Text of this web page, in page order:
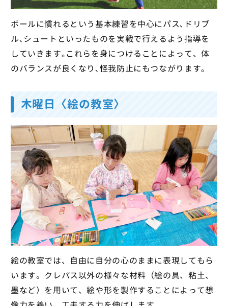
ボールに慣れるという基本練習を中心にパス､ドリブ
ル､シュートといったものを実戦で行えるよう指導を
していきます｡これらを身につけることによって、体
のバランスが良くなり､怪我防止にもつながります｡
木曜日〈絵の教室〉
絵の教室では、自由に自分の心のままに表現してもら
います。クレパス以外の様々な材料（絵の具、粘土、
墨など）を用いて、絵や形を製作することによって想